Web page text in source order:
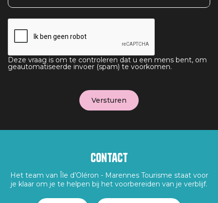
Deze vraag is om te controleren dat u een mens bent, om
geautomatiseerde invoer (spam) te voorkomen.
Contact
Het team van Île d’Oléron - Marennes Tourisme staat voor
je klaar om je te helpen bij het voorbereiden van je verblijf.